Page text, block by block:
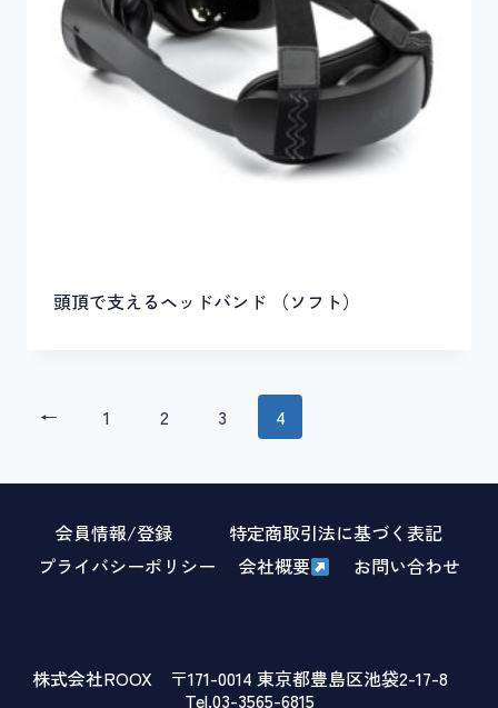
頭頂で支えるヘッドバンド （ソフト）
← 1 2 3 4
会員情報/登録
特定商取引法に基づく表記
プライバシーポリシー
会社概要 お問い合わせ
株式会社ROOX 〒171-0014 東京都豊島区池袋2-17-8
Tel.03-3565-6815